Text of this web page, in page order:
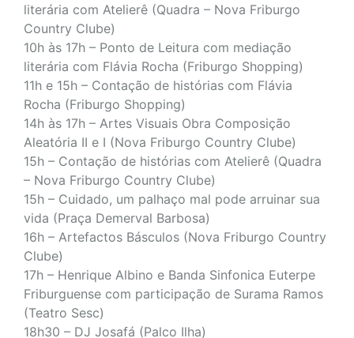
literária com Atelierê (Quadra – Nova Friburgo
Country Clube)
10h às 17h – Ponto de Leitura com mediação
literária com Flávia Rocha (Friburgo Shopping)
11h e 15h – Contação de histórias com Flávia
Rocha (Friburgo Shopping)
14h às 17h – Artes Visuais Obra Composição
Aleatória II e I (Nova Friburgo Country Clube)
15h – Contação de histórias com Atelierê (Quadra
– Nova Friburgo Country Clube)
15h – Cuidado, um palhaço mal pode arruinar sua
vida (Praça Demerval Barbosa)
16h – Artefactos Básculos (Nova Friburgo Country
Clube)
17h – Henrique Albino e Banda Sinfonica Euterpe
Friburguense com participação de Surama Ramos
(Teatro Sesc)
18h30 – DJ Josafá (Palco Ilha)